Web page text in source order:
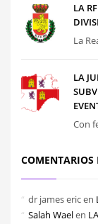
LA
La
LA
Con
COMENTARIOS
dr james ericen
Salah Waelen